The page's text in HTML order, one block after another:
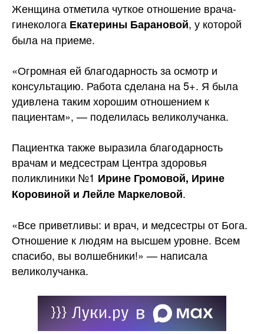
Женщина отметила чуткое отношение врача-
гинеколога Екатерины Барановой, у которой
была на приеме.
«Огромная ей благодарность за осмотр и
консультацию. Работа сделана на 5+. Я была
удивлена таким хорошим отношением к
пациентам», — поделилась великолучанка.
Пациентка также выразила благодарность
врачам и медсестрам Центра здоровья
поликлиники №1 Ирине Громовой, Ирине
Коровиной и Лейле Маркеловой.
«Все приветливы: и врач, и медсестры от Бога.
Отношение к людям на высшем уровне. Всем
спасибо, вы волшебники!» — написала
великолучанка.